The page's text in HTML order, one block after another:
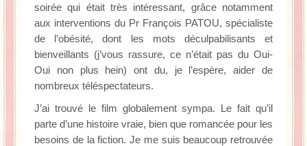
soirée qui était très intéressant, grâce notamment
aux interventions du Pr François PATOU, spécialiste
de l’obésité, dont les mots déculpabilisants et
bienveillants (j’vous rassure, ce n’était pas du Oui-
Oui non plus hein) ont du, je l’espère, aider de
nombreux téléspectateurs.
J’ai trouvé le film globalement sympa. Le fait qu’il
parte d’une histoire vraie, bien que romancée pour les
besoins de la fiction. Je me suis beaucoup retrouvée